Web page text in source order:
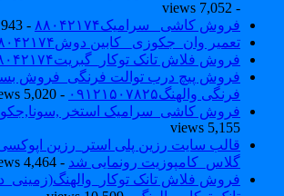
فروش کاشی _سرامیک۸۸۰۴۲۱۷۴
- 7,943 views
تعمیر وان_جکوزی_ کابین دوش۸۸۰۴۲۱۷۴
فروش فلاش تانک توکار_گبریت۸۸۰۴۲۱۷۴
فروش پیچ درب توالت فرنگی_فروش
فرنگی والهنگ۰۹۱۲۱۵۰۷۸۲۵
- 5,020 views
فروش کاشی_سرامیک استخر
5,155 views
قالب سایت رزین پلی استر_رزین
گلاس_کامپوزیت رونمایی شد- 4,464 views
فروش فلاش تانک